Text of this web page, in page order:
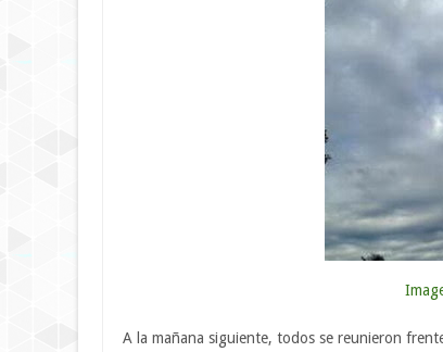
A la mañana siguiente, todos se reunieron